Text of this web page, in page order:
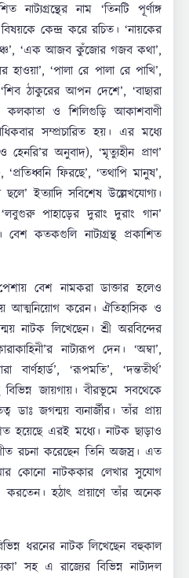
নাট্যগ্রন্থের নাম ‘তিনটি পূর্ণাঙ্গ
কেন্দ্র করে রচিত। ‘নায়কের
মঞ্চ’, ‘এক আজব কুঁজোর গজব কথা’,
‘পালা রে পালা রে পাখি’,
ঠাকুরের আপন দেশে’, ‘বাছারা
ও শিলিগুড়ি আকাশবাণী
সম্প্রচারিত হয়। এর মধ্যে
অনুবাদ), ‘মৃত্যুহীন প্রাণ’
ফিরছে’, ‘তথাপি মানুষ’,
ছলে’ ইত্যাদি সবিশেষ উল্লেখযোগ্য।
পাহাড়ের দুরাং দুরাং গান’
কতকগুলি নাট্যগ্রন্থ প্রকাশিত
বেশ নামকরা ডাক্তার হলেও
আত্মনিয়োগ করেন। ঐতিহাসিক ও
নাটক লিখেছেন। শ্রী অরবিন্দের
নাট্যরূপ দেন। ‘অম্বা’,
বার্ণহার্ড’, ‘রূপমতি’, ‘দন্ততীর্থ’
জায়গায়। বীরভূমে সবথেকে
ডাঃ জগন্ময় ব্যনার্জীর। তাঁর প্রায়
হয়েছে এরই মধ্যে। নাটক ছাড়াও
রচনা করেছেন তিনি অজস্র। এত
কোনো নাটককার লেখার সুযোগ
করতেন। হঠাৎ প্রয়াণে তাঁর অনেক
ধরনের নাটক লিখেছেন বহুকাল
সহ এ রাজ্যের বিভিন্ন নাট্যদল